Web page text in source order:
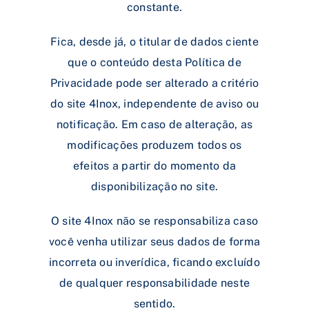
constante.
Fica, desde já, o titular de dados ciente
que o conteúdo desta Política de
Privacidade pode ser alterado a critério
do site 4Inox, independente de aviso ou
notificação. Em caso de alteração, as
modificações produzem todos os
efeitos a partir do momento da
disponibilização no site.
O site 4Inox não se responsabiliza caso
você venha utilizar seus dados de forma
incorreta ou inverídica, ficando excluído
de qualquer responsabilidade neste
sentido.